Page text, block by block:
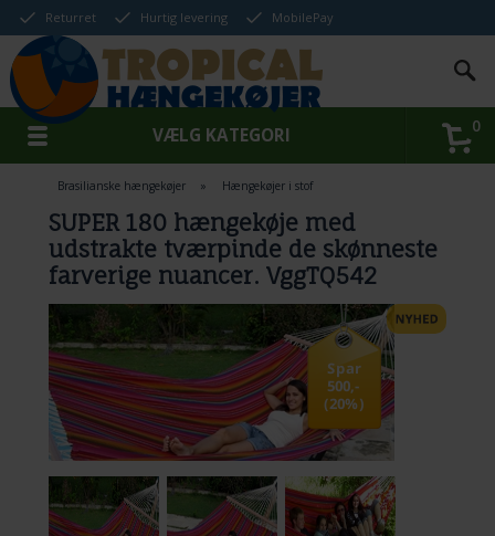
Returret Hurtig levering MobilePay
0
VÆLG KATEGORI
Brasilianske hængekøjer » Hængekøjer i stof
SUPER 180 hængekøje med
udstrakte tværpinde de skønneste
farverige nuancer. VggTQ542
Spar
500,-
(20%)